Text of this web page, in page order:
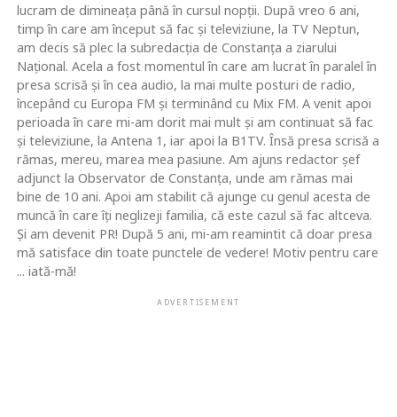
lucram de dimineaţa până în cursul nopţii. După vreo 6 ani,
timp în care am început să fac şi televiziune, la TV Neptun,
am decis să plec la subredacţia de Constanţa a ziarului
Naţional. Acela a fost momentul în care am lucrat în paralel în
presa scrisă şi în cea audio, la mai multe posturi de radio,
începând cu Europa FM şi terminând cu Mix FM. A venit apoi
perioada în care mi-am dorit mai mult şi am continuat să fac
şi televiziune, la Antena 1, iar apoi la B1TV. Însă presa scrisă a
rămas, mereu, marea mea pasiune. Am ajuns redactor şef
adjunct la Observator de Constanţa, unde am rămas mai
bine de 10 ani. Apoi am stabilit că ajunge cu genul acesta de
muncă în care îţi neglizeji familia, că este cazul să fac altceva.
Şi am devenit PR! După 5 ani, mi-am reamintit că doar presa
mă satisface din toate punctele de vedere! Motiv pentru care
... iată-mă!
ADVERTISEMENT